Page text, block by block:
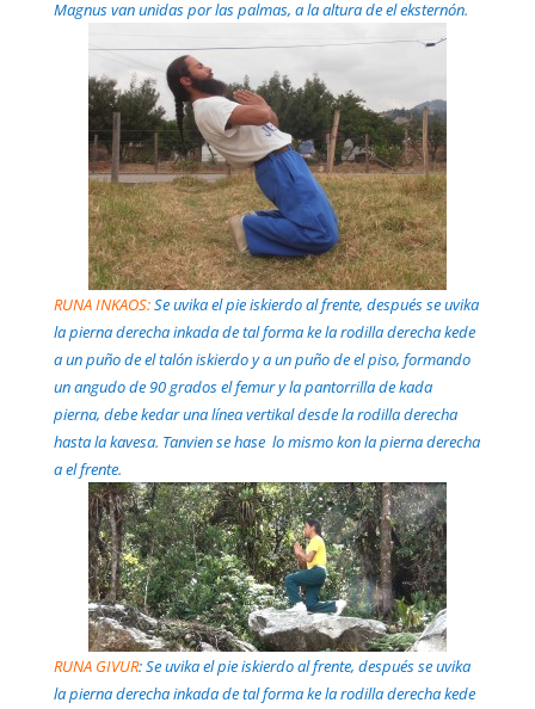
Magnus van unidas por las palmas, a la altura de el eksternón.
RUNA INKAOS:Se uvika el pie iskierdo al frente, después se uvika
la pierna derecha inkada de tal forma ke la rodilla derecha kede
a un puño de el talón iskierdo y a un puño de el piso, formando
un angudo de 90 grados el femur y la pantorrilla de kada
pierna, debe kedar una línea vertikal desde la rodilla derecha
hasta la kavesa. Tanvien se hase lo mismo kon la pierna derecha
a el frente.
RUNA GIVUR: Se uvika el pie iskierdo al frente, después se uvika
la pierna derecha inkada de tal forma ke la rodilla derecha kede